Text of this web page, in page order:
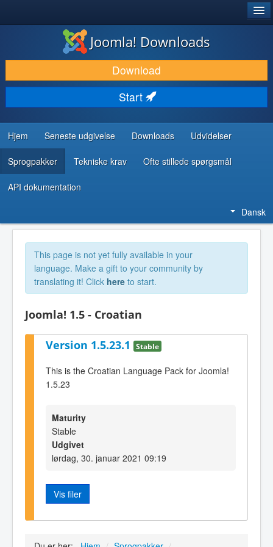
DOWNLOAD & UDVID
OPDAG & LÆR
FÆLLESSKABET & SUPPORT
UDVIKLERRESSOURCER
Joomla! Downloads
Download
Start
Hjem Seneste udgivelse Downloads Udvidelser
Sprogpakker Tekniske krav Ofte stillede spørgsmål
API dokumentation
Dansk
This page is not yet fully available in your
language. Make a gift to your community by
translating it! Click here to start.
Joomla! 1.5 - Croatian
Version 1.5.23.1 Stable
This is the Croatian Language Pack for Joomla!
1.5.23
Maturity
Stable
Udgivet
lørdag, 30. januar 2021 09:19
Vis filer